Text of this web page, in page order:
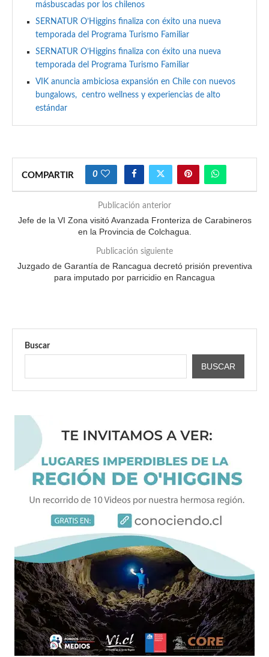
másbuscadas por los chilenos
SERNATUR O’Higgins finaliza con éxito una nueva
temporada del Programa Turismo Familiar
SERNATUR O’Higgins finaliza con éxito una nueva
temporada del Programa Turismo Familiar
VIK anuncia ambiciosa expansión en Chile con nuevos
bungalows, centro wellness y experiencias de alto
estándar
COMPARTIR 0
Publicación anterior
Jefe de la VI Zona visitó Avanzada Fronteriza de Carabineros
en la Provincia de Colchagua.
Publicación siguiente
Juzgado de Garantía de Rancagua decretó prisión preventiva
para imputado por parricidio en Rancagua
Buscar
BUSCAR